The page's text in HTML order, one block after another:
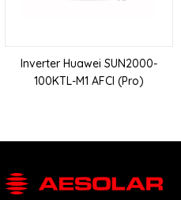
Inverter Huawei SUN2000-
100KTL-M1 AFCI (Pro)